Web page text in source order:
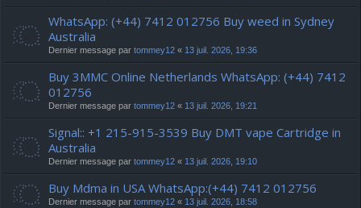
WhatsApp: (+44) 7412 012756 Buy weed in Sydney
Australia
Dernier message par tommey12 « 13 juil. 2026, 19:36
Buy 3MMC Online Netherlands WhatsApp: (+44) 7412
012756
Dernier message par tommey12 « 13 juil. 2026, 19:21
Signal:: +1 215-915-3539 Buy DMT vape Cartridge in
Australia
Dernier message par tommey12 « 13 juil. 2026, 19:10
Buy Mdma in USA WhatsApp:(+44) 7412 012756
Dernier message par tommey12 « 13 juil. 2026, 18:58